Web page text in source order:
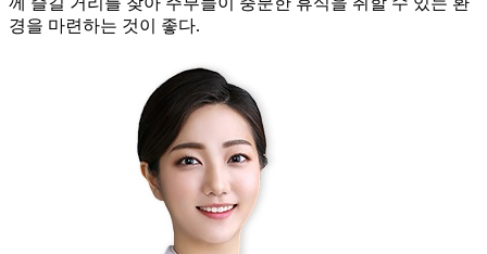
경을 마련하는 것이 좋다.